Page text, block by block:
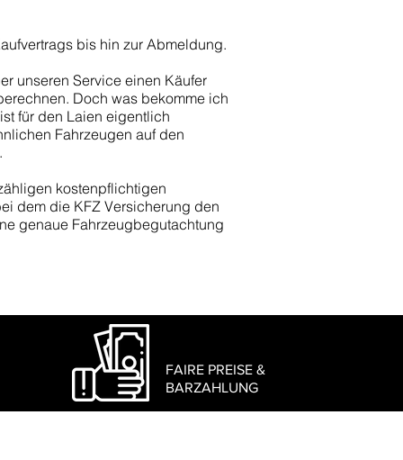
bis hin zur Abmeldung.
unseren Service einen Käufer
Doch was bekomme ich
für den Laien eigentlich
Fahrzeugen auf den
kostenpflichtigen
dem die KFZ Versicherung den
genaue Fahrzeugbegutachtung
FAIRE PREISE &
BARZAHLUNG